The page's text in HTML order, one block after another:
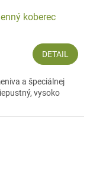
koberec
DETAIL
a špeciálnej
vysoko